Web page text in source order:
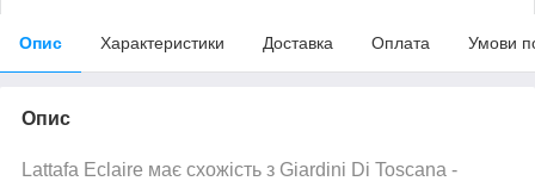
Опис Характеристики Доставка Оплата Умови
Опис
Lattafa Eclaire має схожість з Giardini Di Toscana -